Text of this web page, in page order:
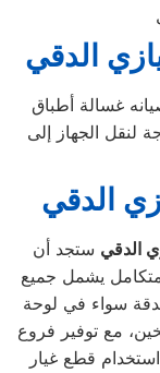
الدقي
غسالة أطباق
لنقل الجهاز إلى
الدقي
الدقي ستجد أن
يشمل جميع
سواء في لوحة
مع توفير فروع
قطع غيار